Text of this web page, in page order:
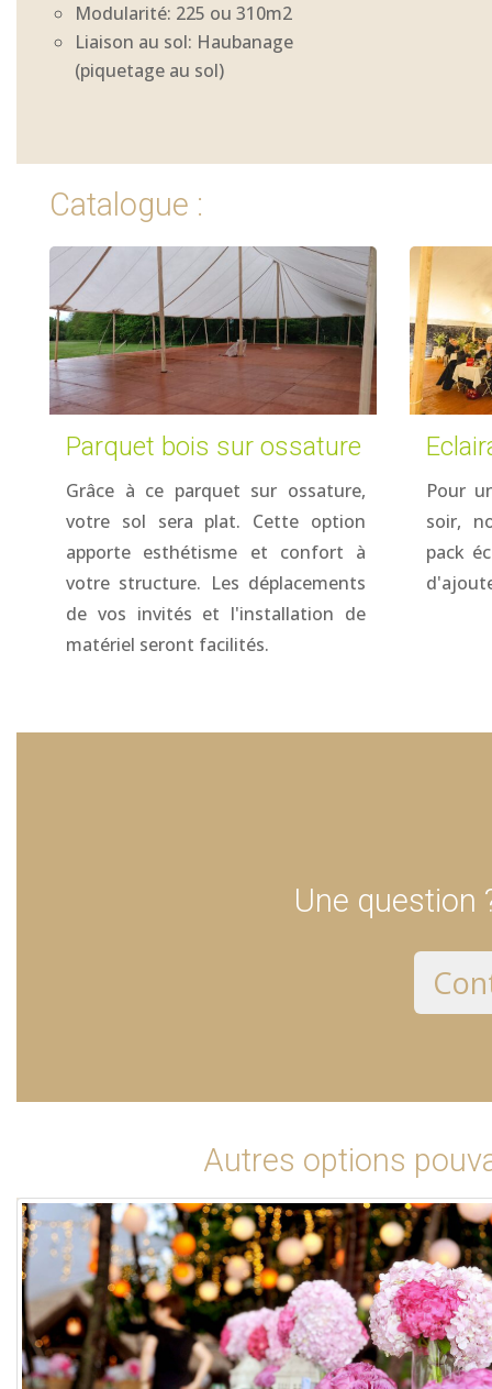
Modularité: 225 ou 310m2
Liaison au sol: Haubanage
(piquetage au sol)
Catalogue :
Parquet bois sur ossature
Grâce à ce parquet sur ossature,
votre sol sera plat. Cette option
apporte esthétisme et confort à
votre structure. Les déplacements
de vos invités et l'installation de
matériel seront facilités.
Pour
soir,
pack
Une question
Autres options